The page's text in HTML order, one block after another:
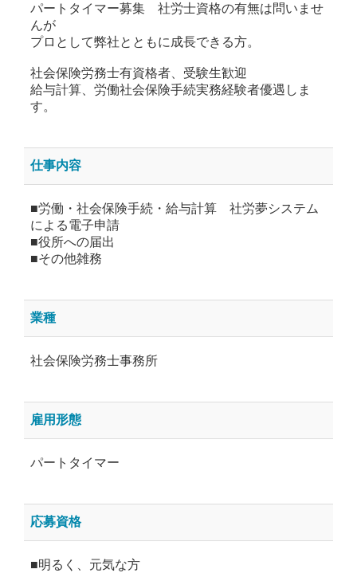
パートタイマー募集 社労士資格の有無は問いませ
んが
プロとして弊社とともに成長できる方。
社会保険労務士有資格者、受験生歓迎
給与計算、労働社会保険手続実務経験者優遇しま
す。
仕事内容
■労働・社会保険手続・給与計算 社労夢システム
による電子申請
■役所への届出
■その他雑務
業種
社会保険労務士事務所
雇用形態
パートタイマー
応募資格
■明るく、元気な方